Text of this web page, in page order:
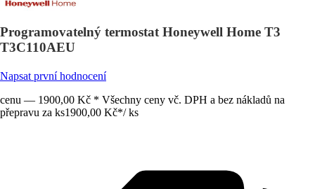
Programovatelný termostat Honeywell Home T3
T3C110AEU
Napsat první hodnocení
cenu — 1900,00 Kč * Všechny ceny vč. DPH a bez nákladů na
přepravu za ks1900,00 Kč*/ ks